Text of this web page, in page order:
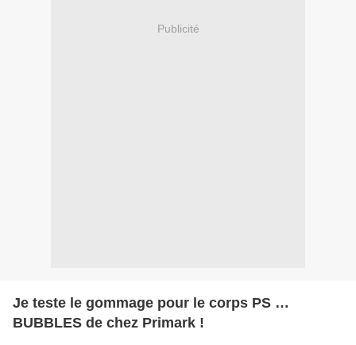
Publicité
Je teste le gommage pour le corps PS …
BUBBLES de chez Primark !